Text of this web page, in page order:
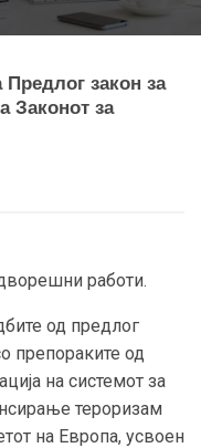
Предлог закон за
Законот за
работи.
од предлог
препораките од
на системот за
тероризам
на Европа, усвоен